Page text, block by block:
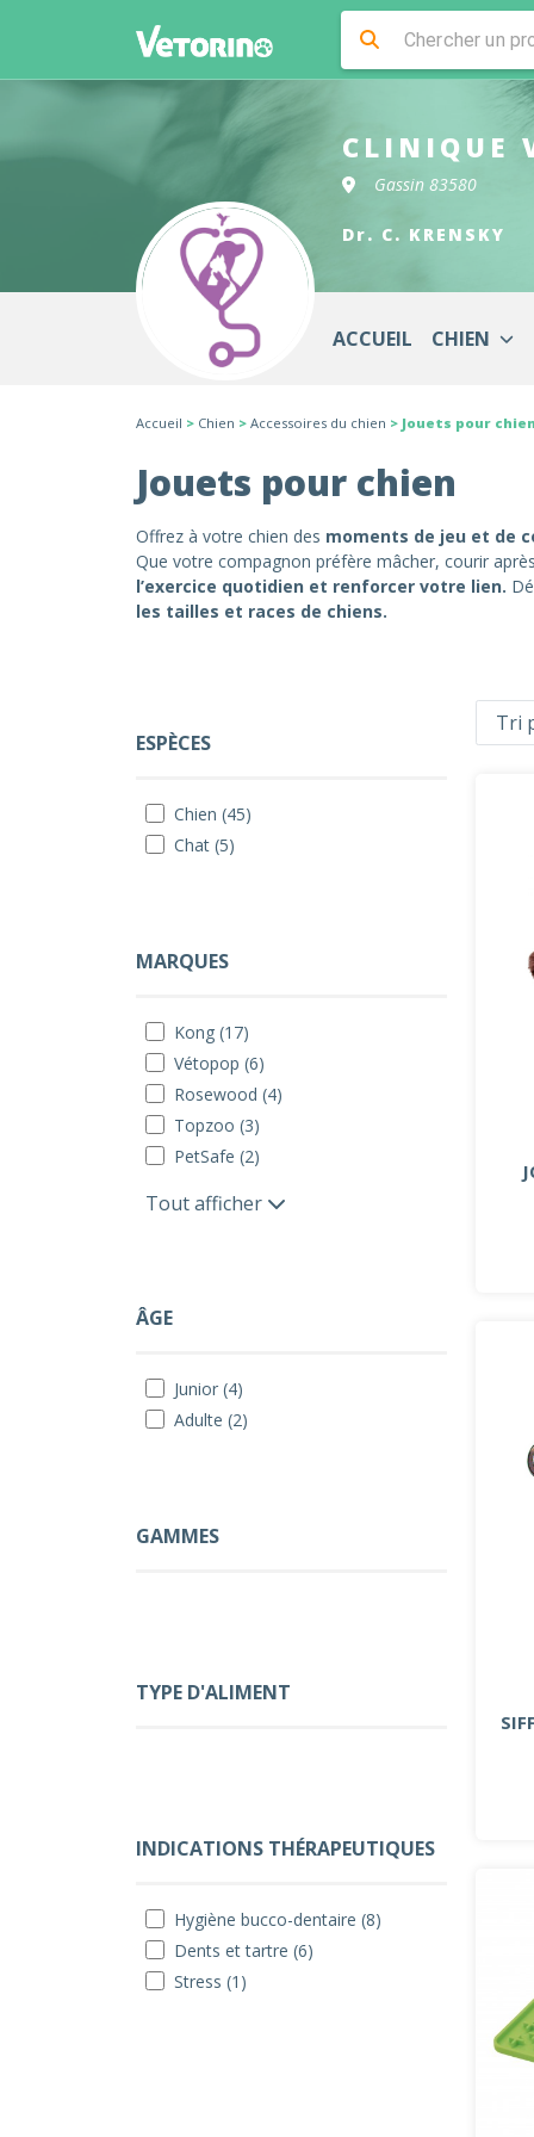
CLINIQUE
Gassin 83580
Dr. C. KRENSKY
ACCUEIL CHIEN
Accueil > Chien > Accessoires du chien > Jouets pour
Jouets pour chien
Offrez à votre chien des moments de jeu et de
Que votre compagnon préfère mâcher, courir
l’exercice quotidien et renforcer votre lien.
les tailles et races de chiens.
ESPÈCES
Chien (45)
Chat (5)
MARQUES
Kong (17)
Vétopop (6)
Rosewood (4)
Topzoo (3)
PetSafe (2)
Tout afficher
ÂGE
Junior (4)
Adulte (2)
GAMMES
TYPE D'ALIMENT
INDICATIONS THÉRAPEUTIQUES
Hygiène bucco-dentaire (8)
Dents et tartre (6)
Stress (1)